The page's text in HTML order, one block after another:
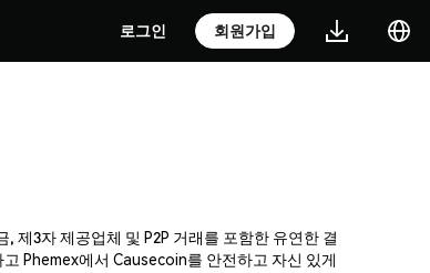
로그인 회원가입
제3자 제공업체 및 P2P 거래를 포함한 유연한 결
Phemex에서 Causecoin를 안전하고 자신 있게